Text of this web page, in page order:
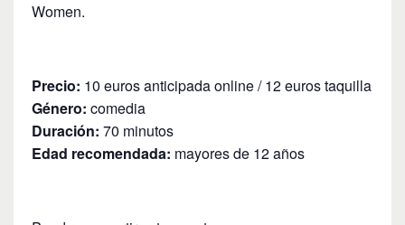
Women.
Precio: 10 euros anticipada online / 12 euros taquilla
Género: comedia
Duración: 70 minutos
Edad recomendada: mayores de 12 años